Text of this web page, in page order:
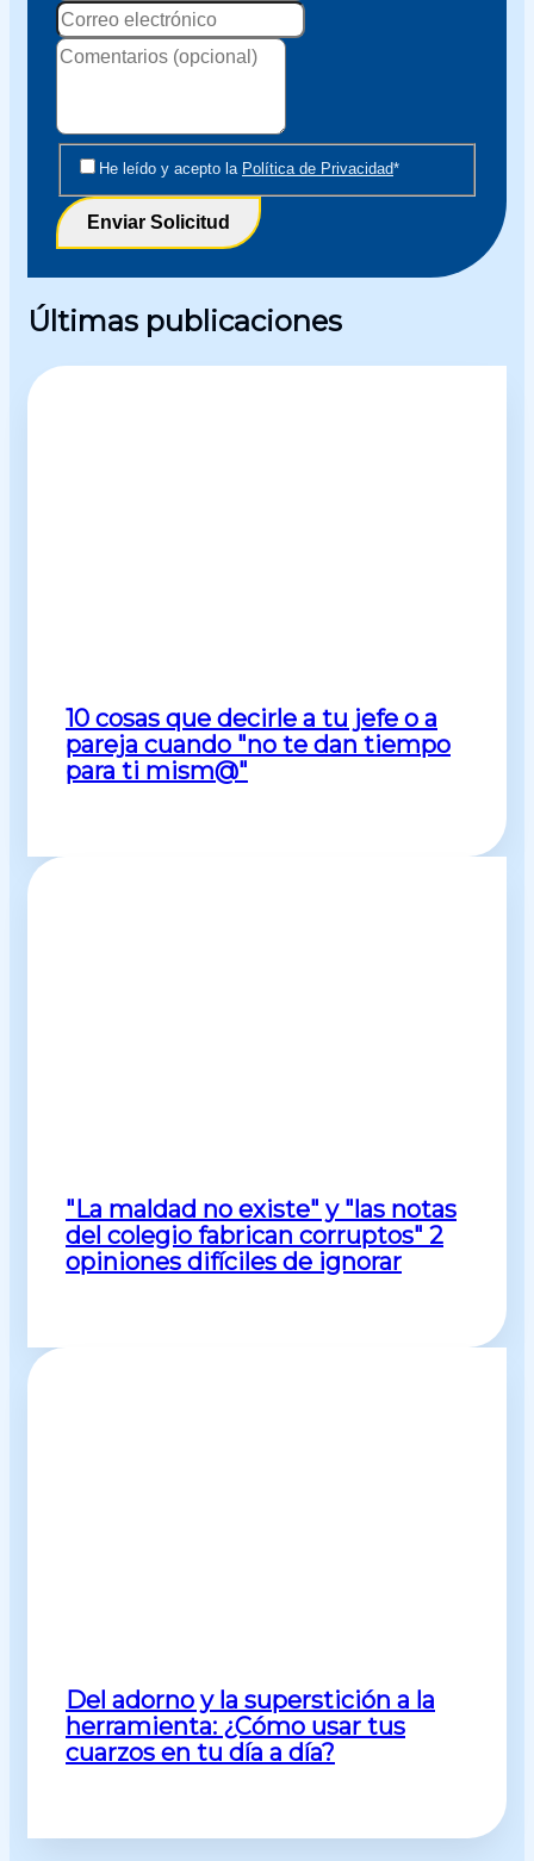
Correo
Aviso
de
Privacidad
Aviso
de
privacidad
He leído y acepto la Política de Privacidad*
Enviar Solicitud
Últimas publicaciones
10 cosas que decirle a tu jefe o a
pareja cuando "no te dan tiempo
para ti mism@"
"La maldad no existe" y "las notas
del colegio fabrican corruptos" 2
opiniones difíciles de ignorar
Del adorno y la superstición a la
herramienta: ¿Cómo usar tus
cuarzos en tu día a día?